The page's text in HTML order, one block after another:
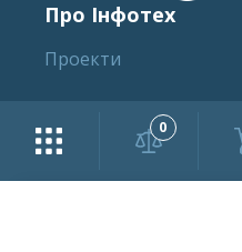
0
Про Інфотех
Проекти
Контакти
+38(044) 290-30-30